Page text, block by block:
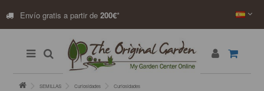
Envío gratis a partir de 200€*
SEMILLAS Curiosidades Curiosidades